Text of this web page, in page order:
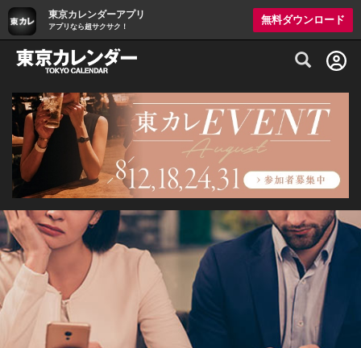
東京カレンダーアプリ
アプリなら超サクサク！
無料ダウンロード
グルメ情報・プレミアムレストラン予約